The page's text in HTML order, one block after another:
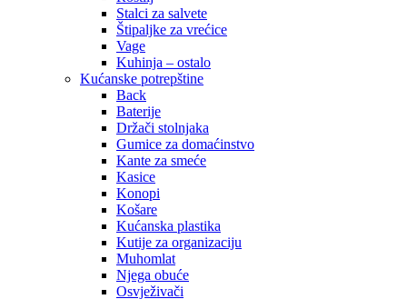
Stalci za salvete
Štipaljke za vrećice
Vage
Kuhinja – ostalo
Kućanske potrepštine
Back
Baterije
Držači stolnjaka
Gumice za domaćinstvo
Kante za smeće
Kasice
Konopi
Košare
Kućanska plastika
Kutije za organizaciju
Muhomlat
Njega obuće
Osvježivači